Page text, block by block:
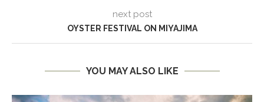
next post
OYSTER FESTIVAL ON MIYAJIMA
YOU MAY ALSO LIKE